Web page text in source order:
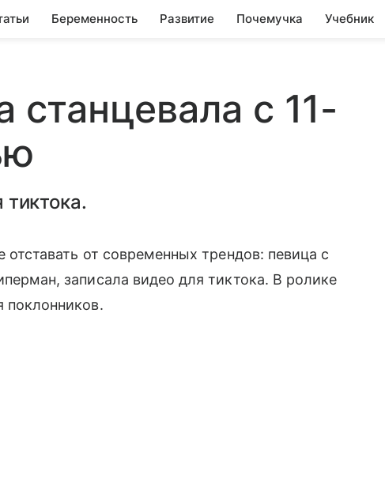
Беременность Развитие Почемучка Учебник
с 11-
от современных трендов: певица с
записала видео для тиктока. В ролике
поклонников.